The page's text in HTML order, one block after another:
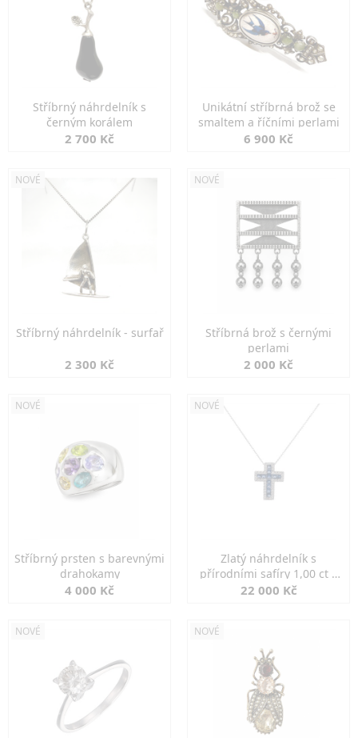
Stříbrný náhrdelník s
černým korálem
2 700 Kč
Unikátní stříbrná brož se
smaltem a říčními perlami
6 900 Kč
NOVÉ
Stříbrný náhrdelník - surfař
2 300 Kč
NOVÉ
Stříbrná brož s černými
perlami
2 000 Kč
NOVÉ
Stříbrný prsten s barevnými
drahokamy
4 000 Kč
NOVÉ
Zlatý náhrdelník s
přírodními safíry 1,00 ct a
diamanty
22 000 Kč
NOVÉ NOVÉ